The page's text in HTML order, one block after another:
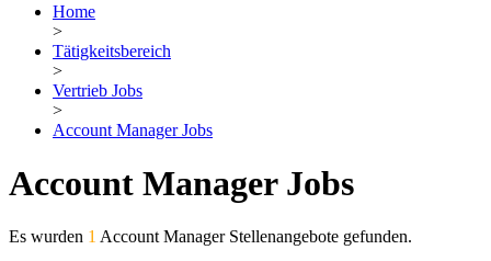
Home
>
Tätigkeitsbereich
>
Vertrieb Jobs
>
Account Manager Jobs
Account Manager Jobs
Es wurden 1 Account Manager Stellenangebote gefunden.